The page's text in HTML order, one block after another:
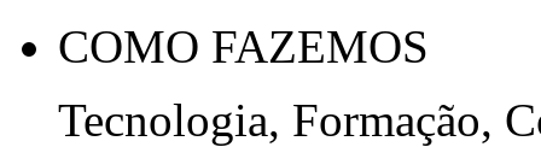
COMO FAZEMOS
Tecnologia, Formação,